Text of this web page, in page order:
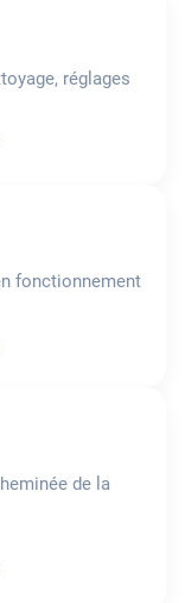
réglages
fonctionnement
de la